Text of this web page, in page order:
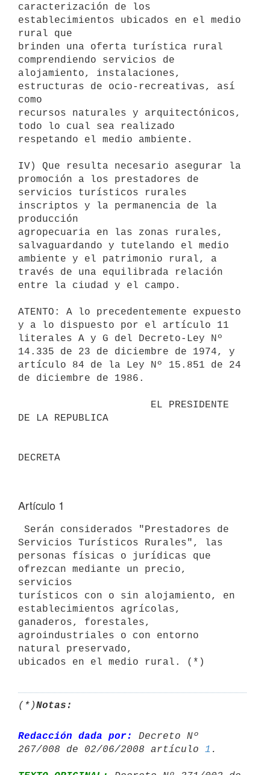
caracterización de los
establecimientos ubicados en el medio
rural que
brinden una oferta turística rural
comprendiendo servicios de
alojamiento, instalaciones,
estructuras de ocio-recreativas, así
como
recursos naturales y arquitectónicos,
todo lo cual sea realizado
respetando el medio ambiente.
IV) Que resulta necesario asegurar la
promoción a los prestadores de
servicios turísticos rurales
inscriptos y la permanencia de la
producción
agropecuaria en las zonas rurales,
salvaguardando y tutelando el medio
ambiente y el patrimonio rural, a
través de una equilibrada relación
entre la ciudad y el campo.
ATENTO: A lo precedentemente expuesto
y a lo dispuesto por el artículo 11
literales A y G del Decreto-Ley Nº
14.335 de 23 de diciembre de 1974, y
artículo 84 de la Ley Nº 15.851 de 24
de diciembre de 1986.
DE LA REPUBLICA
Artículo 1
Servicios Turísticos Rurales", las
personas físicas o jurídicas que
ofrezcan mediante un precio,
servicios
turísticos con o sin alojamiento, en
establecimientos agrícolas,
ganaderos, forestales,
agroindustriales o con entorno
natural preservado,
ubicados en el medio rural. (*)
(*)Notas:
Redacción dada por:
Decreto Nº
267/008 de 02/06/2008 artículo 1